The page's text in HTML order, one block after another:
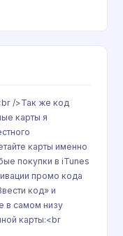
/>Так же код
карты я
карты именно
покупки в iTunes
промо кода
код» и
в самом низу
карты:<br